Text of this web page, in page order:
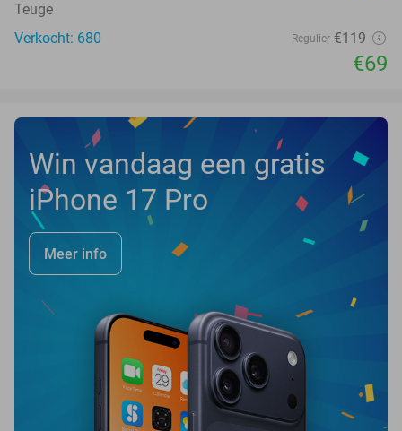
Teuge
Verkocht: 680
Regulier €119
€69
Win vandaag een gratis
iPhone 17 Pro
Meer info